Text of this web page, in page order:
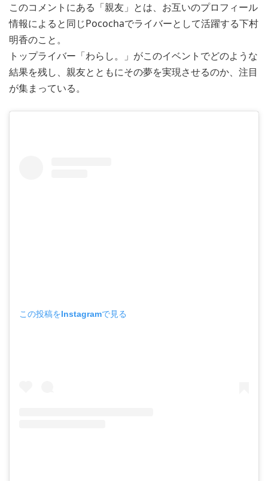
このコメントにある「親友」とは、お互いのプロフィール
情報によると同じPocochaでライバーとして活躍する下村
明香のこと。
トップライバー「わらし。」がこのイベントでどのような
結果を残し、親友とともにその夢を実現させるのか、注目
が集まっている。
この投稿をInstagramで見る